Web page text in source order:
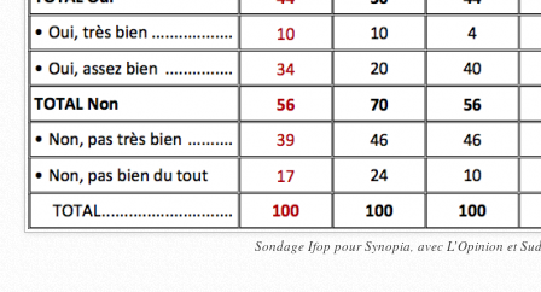
Sondage Ifop pour Synopia, avec L’Opinion et